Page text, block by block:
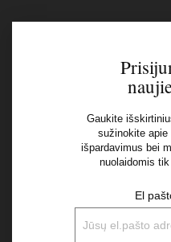
Aš perskaičiau ir
Gaukite
sužinokite
išpardavimus bei
nuolaidomis
El